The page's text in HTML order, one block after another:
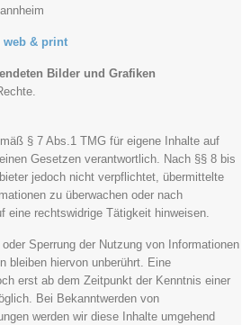
web & print
Bilder und Grafiken
§ 7 Abs.1 TMG für eigene Inhalte auf
Gesetzen verantwortlich. Nach §§ 8 bis
jedoch nicht verpflichtet, übermittelte
zu überwachen oder nach
eine rechtswidrige Tätigkeit hinweisen.
Sperrung der Nutzung von Informationen
bleiben hiervon unberührt. Eine
erst ab dem Zeitpunkt der Kenntnis einer
Bei Bekanntwerden von
werden wir diese Inhalte umgehend